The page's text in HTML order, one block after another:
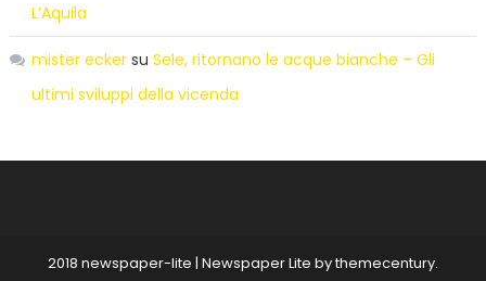
L’Aquila
mister eckersu Sele, ritornano le acque bianche – Gli
ultimi sviluppi della vicenda
2018 newspaper-lite | Newspaper Lite bythemecentury.